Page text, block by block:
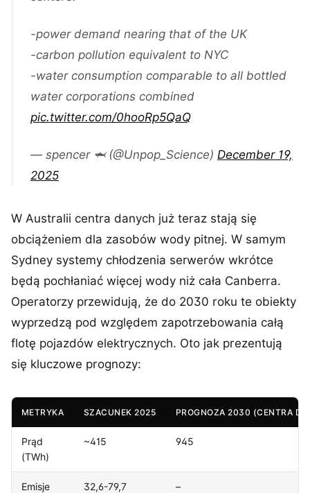
-power demand nearing that of the UK
-carbon pollution equivalent to NYC
-water consumption comparable to all bottled
water corporations combined
pic.twitter.com/0hooRp5QaQ
— spencer 🦈 (@Unpop_Science) December 19,
2025
W Australii centra danych już teraz stają się
obciążeniem dla zasobów wody pitnej. W samym
Sydney systemy chłodzenia serwerów wkrótce
będą pochłaniać więcej wody niż cała Canberra.
Operatorzy przewidują, że do 2030 roku te obiekty
wyprzedzą pod względem zapotrzebowania całą
flotę pojazdów elektrycznych. Oto jak prezentują
się kluczowe prognozy:
METRYKA SZACUNEK 2025 PROGNOZA 2030 (CENTRA
Prąd
(TWh)
~415 945
Emisje
32,6-79,7 –